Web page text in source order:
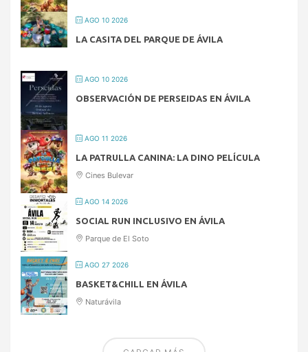
AGO 10 2026
LA CASITA DEL PARQUE DE ÁVILA
AGO 10 2026
OBSERVACIÓN DE PERSEIDAS EN ÁVILA
AGO 11 2026
LA PATRULLA CANINA: LA DINO PELÍCULA
Cines Bulevar
AGO 14 2026
SOCIAL RUN INCLUSIVO EN ÁVILA
Parque de El Soto
AGO 27 2026
BASKET&CHILL EN ÁVILA
Naturávila